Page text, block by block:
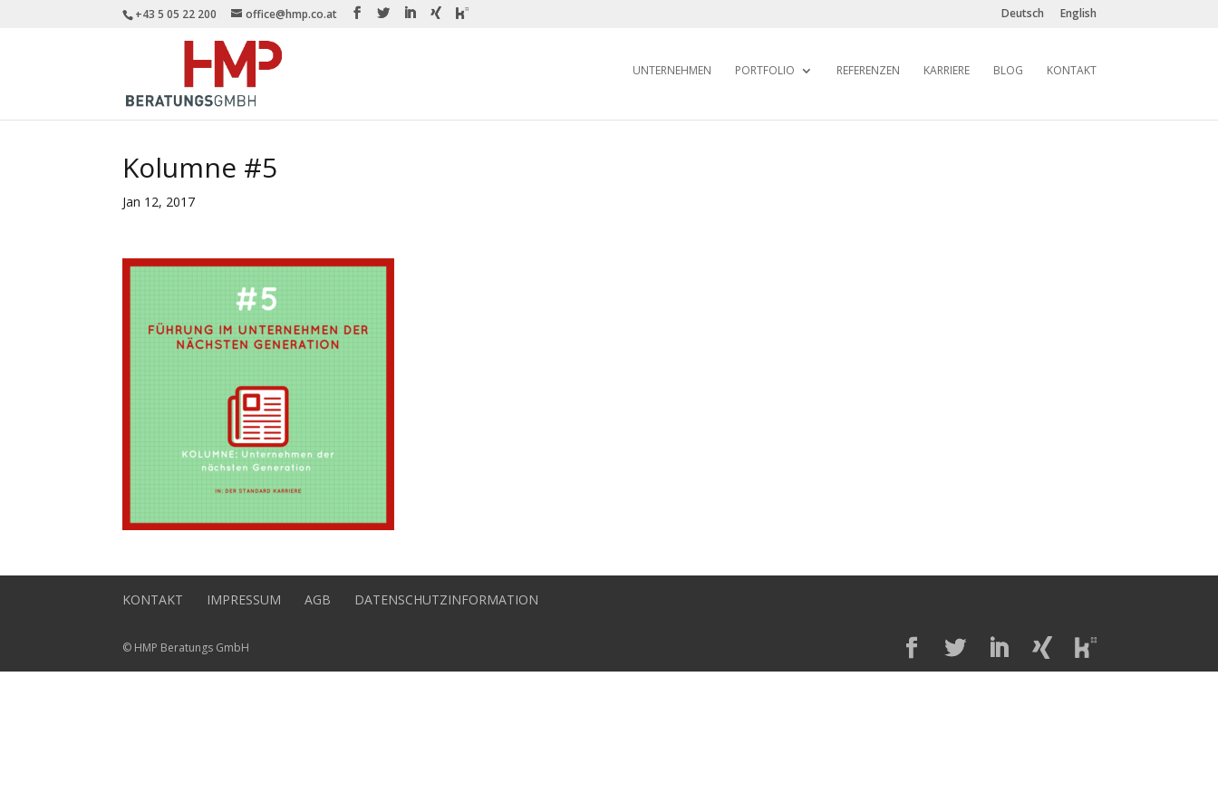
+43 5 05 22 200 office@hmp.co.at Deutsch English
UNTERNEHMEN PORTFOLIO REFERENZEN KARRIERE BLOG KONTAKT
Kolumne #5
Jan 12, 2017
KONTAKT IMPRESSUM AGB DATENSCHUTZINFORMATION
© HMP Beratungs GmbH